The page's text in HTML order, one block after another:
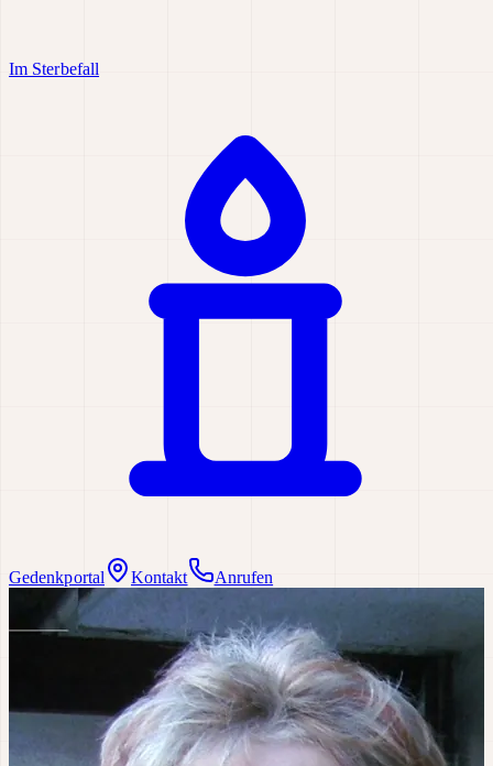
Im Sterbefall
Gedenkportal Kontakt Anrufen